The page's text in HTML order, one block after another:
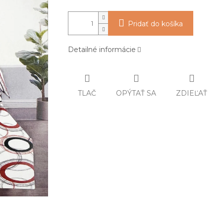
Pridať do košíka
Detailné informácie
TLAČ OPÝTAŤ SA ZDIEĽAŤ